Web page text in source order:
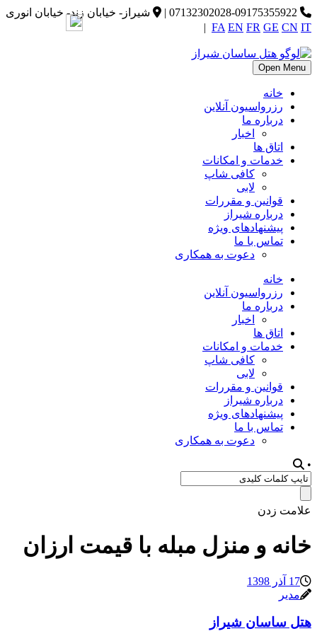
|
شیراز- خیابان زند- خیابان انوری
FA EN FR GE CN IT
|
Open Menu
خانه
رزرواسیون آنلاین
درباره ما
اخبار
اتاق ها
خدمات و امکانات
کافی شاپ
لابی
قوانین و مقررات
درباره شیراز
پیشنهادهای ویژه
تماس با ما
دعوت به همکاری
خانه
رزرواسیون آنلاین
درباره ما
اخبار
اتاق ها
خدمات و امکانات
کافی شاپ
لابی
قوانین و مقررات
درباره شیراز
پیشنهادهای ویژه
تماس با ما
دعوت به همکاری
•
علامت زدن
خانه و منزل مبله با قیمت ارزان
17 آذر 1398
مدیر
هتل ساسان شیراز